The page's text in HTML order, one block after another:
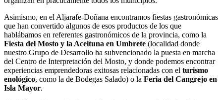
Asimismo, en el Aljarafe-Doñana encontramos fiestas gastronómicas
que han convertido algunos de esos productos de los que
hablábamos en referentes gastronómicos de la provincia, como la
Fiesta del Mosto y la Aceituna en Umbrete (localidad donde
nuestro Grupo de Desarrollo ha subvencionado la puesta en marcha
del Centro de Interpretación del Mosto, y donde podemos encontrar
experiencias emprendedoras exitosas relacionadas con el turismo
enológico, como la de Bodegas Salado) o la Feria del Cangrejo en
Isla Mayor.